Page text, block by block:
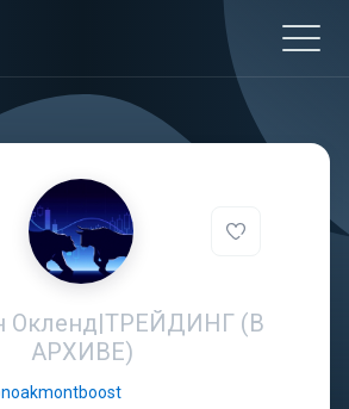
Окленд|ТРЕЙДИНГ (В
АРХИВЕ)